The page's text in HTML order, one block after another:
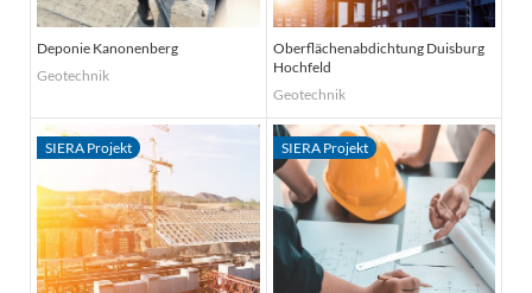
Deponie Kanonenberg
Geotechnik
Oberflächenabdichtung Duisburg
Hochfeld
Geotechnik